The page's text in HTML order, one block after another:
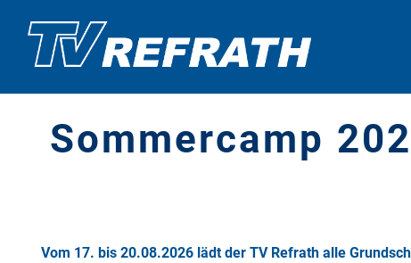
Sommercamp
Vom 17. bis 20.08.2026 lädt der TV Refrath alle